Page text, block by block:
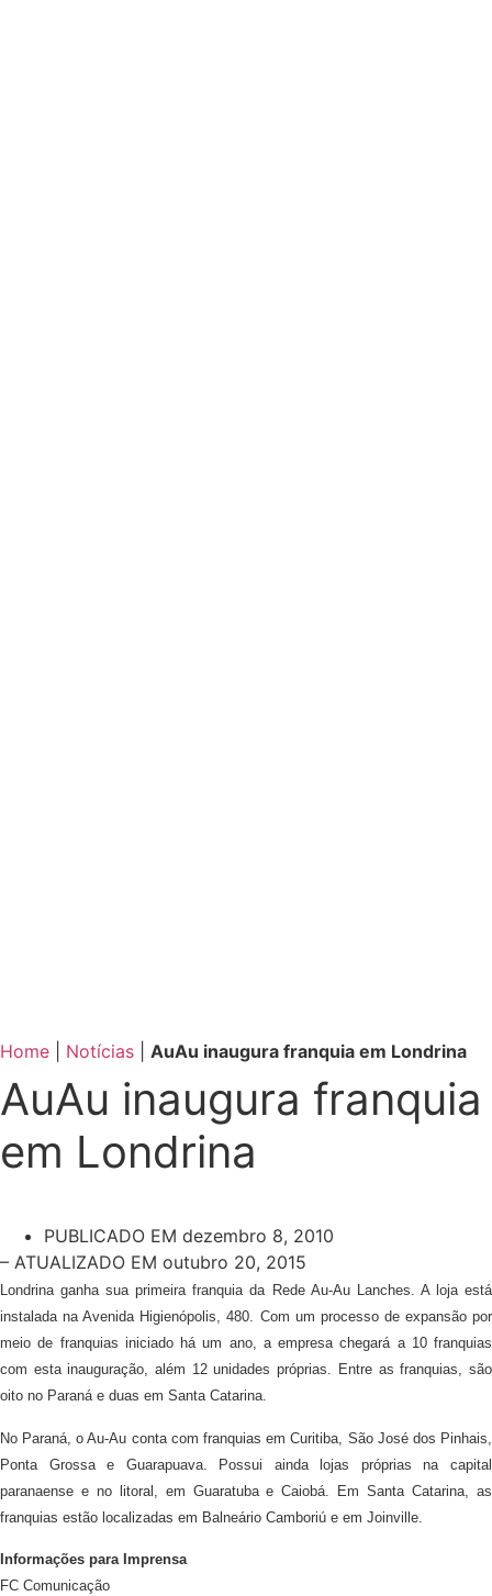
Home Notícias AuAu inaugura franquia em Londrina
AuAu inaugura franquia
em Londrina
PUBLICADO EM dezembro 8, 2010
– ATUALIZADO EM outubro 20, 2015
Londrina ganha sua primeira franquia da Rede Au-Au Lanches. A loja está
instalada na Avenida Higienópolis, 480. Com um processo de expansão por
meio de franquias iniciado há um ano, a empresa chegará a 10 franquias
com esta inauguração, além 12 unidades próprias. Entre as franquias, são
oito no Paraná e duas em Santa Catarina.
No Paraná, o Au-Au conta com franquias em Curitiba, São José dos Pinhais,
Ponta Grossa e Guarapuava. Possui ainda lojas próprias na capital
paranaense e no litoral, em Guaratuba e Caiobá. Em Santa Catarina, as
franquias estão localizadas em Balneário Camboriú e em Joinville.
Informações para Imprensa
FC Comunicação